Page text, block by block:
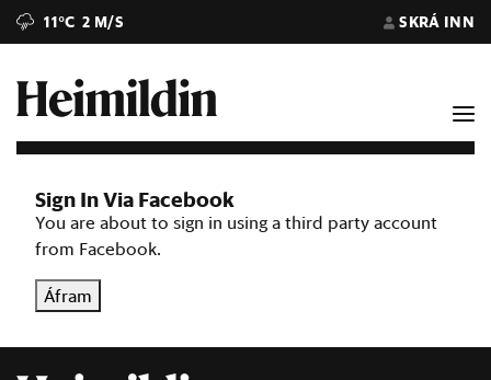
11°C 2 M/S SKRÁ INN
Sign In Via Facebook
You are about to sign in using a third party account
from Facebook.
Áfram